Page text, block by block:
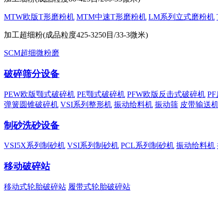
MTW欧版T形磨粉机 MTM中速T形磨粉机 LM系列立式磨粉机
加工超细粉(成品粒度425-3250目/33-3微米)
SCM超细微粉磨
破碎筛分设备
PEW欧版颚式破碎机 PE颚式破碎机 PFW欧版反击式破碎机
弹簧圆锥破碎机 VSI系列整形机 振动给料机 振动筛 皮带输送
制砂洗砂设备
VSI5X系列制砂机 VSI系列制砂机 PCL系列制砂机 振动给料机
移动破碎站
移动式轮胎破碎站 履带式轮胎破碎站